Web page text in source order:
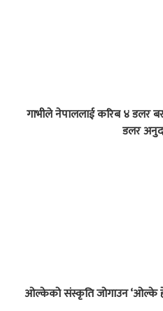
गाभीले नेपाललाई करिब ४ डलर
डलर
ओल्केको संस्कृति जोगाउन ‘ओल्के